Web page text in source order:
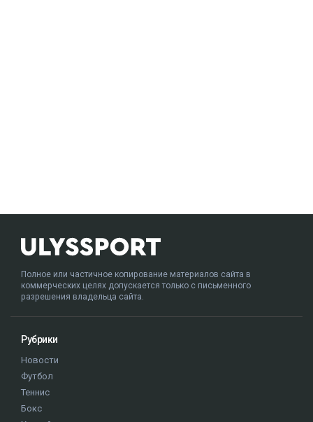
Полное или частичное копирование материалов сайта в
коммерческих целях допускается только с письменного
разрешения владельца сайта.
Рубрики
Новости
Футбол
Теннис
Бокс